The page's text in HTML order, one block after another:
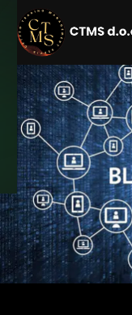
Mjesec: